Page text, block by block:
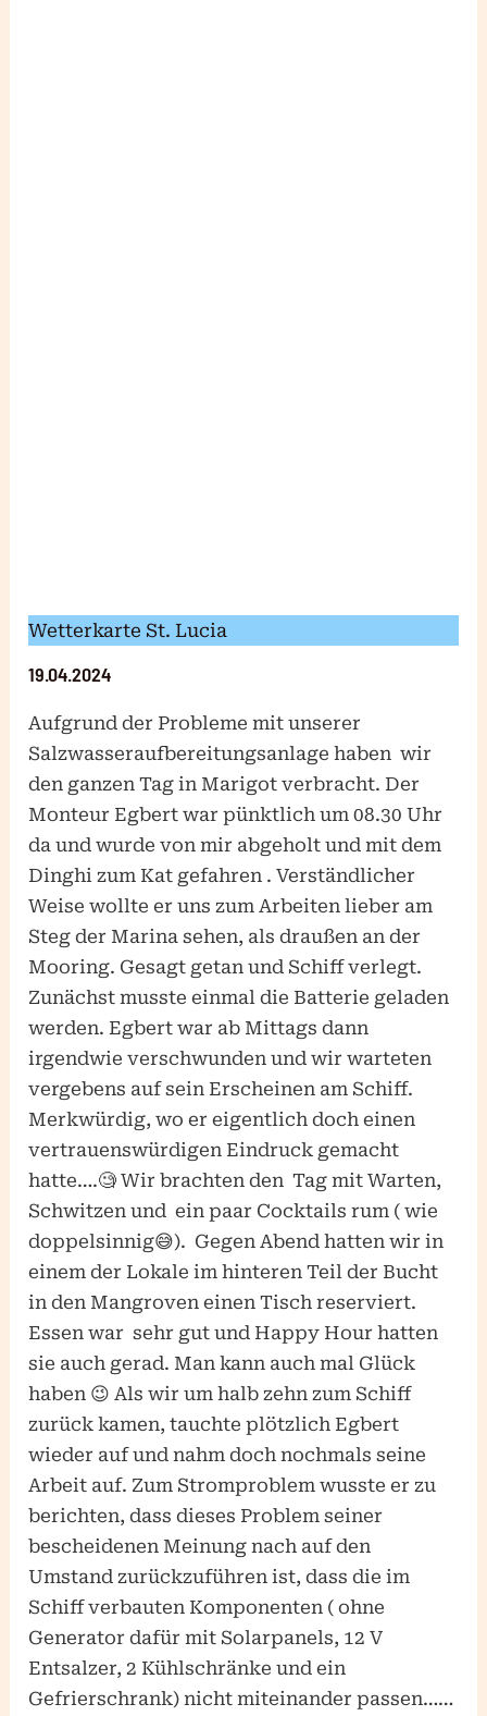
Wetterkarte St. Lucia
19.04.2024
Aufgrund der Probleme mit unserer
Salzwasseraufbereitungsanlage haben wir
den ganzen Tag in Marigot verbracht. Der
Monteur Egbert war pünktlich um 08.30 Uhr
da und wurde von mir abgeholt und mit dem
Dinghi zum Kat gefahren . Verständlicher
Weise wollte er uns zum Arbeiten lieber am
Steg der Marina sehen, als draußen an der
Mooring. Gesagt getan und Schiff verlegt.
Zunächst musste einmal die Batterie geladen
werden. Egbert war ab Mittags dann
irgendwie verschwunden und wir warteten
vergebens auf sein Erscheinen am Schiff.
Merkwürdig, wo er eigentlich doch einen
vertrauenswürdigen Eindruck gemacht
hatte….🧐 Wir brachten den Tag mit Warten,
Schwitzen und ein paar Cocktails rum ( wie
doppelsinnig😅). Gegen Abend hatten wir in
einem der Lokale im hinteren Teil der Bucht
in den Mangroven einen Tisch reserviert.
Essen war sehr gut und Happy Hour hatten
sie auch gerad. Man kann auch mal Glück
haben 😉 Als wir um halb zehn zum Schiff
zurück kamen, tauchte plötzlich Egbert
wieder auf und nahm doch nochmals seine
Arbeit auf. Zum Stromproblem wusste er zu
berichten, dass dieses Problem seiner
bescheidenen Meinung nach auf den
Umstand zurückzuführen ist, dass die im
Schiff verbauten Komponenten ( ohne
Generator dafür mit Solarpanels, 12 V
Entsalzer, 2 Kühlschränke und ein
Gefrierschrank) nicht miteinander passen……